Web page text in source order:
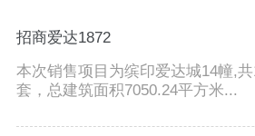
招商爱达1872
本次销售项目为缤印爱达城14幢,
套，总建筑面积7050.24平方米...